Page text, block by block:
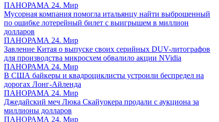
ПАНОРАМА 24. Мир
Мусорная компания помогла итальянцу найти выброшенный
по ошибке лотерейный билет с выигрышем в миллион
долларов
ПАНОРАМА 24. Мир
Завление Китая о выпуске своих серийных DUV-литографов
для производства микросхем обвалило акции NVidia
ПАНОРАМА 24. Мир
В США байкеры и квадроциклисты устроили беспредел на
дорогах Лонг-Айленда
ПАНОРАМА 24. Мир
Джедайский меч Люка Скайуокера продали с аукциона за
миллионы долларов
ПАНОРАМА 24. Мир